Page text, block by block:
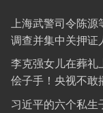
上海武警司令陈
调查并集中关押证
李克强女儿在葬礼
侩子手！央视不敢
习近平的六个私生